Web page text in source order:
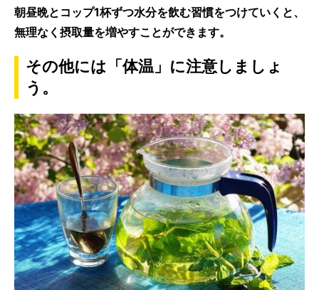
朝昼晩とコップ1杯ずつ水分を飲む習慣をつけていくと、
無理なく摂取量を増やすことができます。
その他には「体温」に注意しましょ
う。